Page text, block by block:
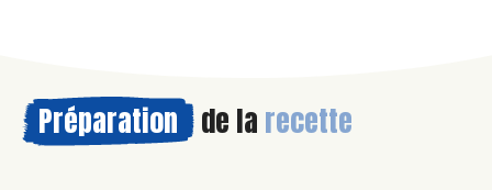
Préparation de la recette